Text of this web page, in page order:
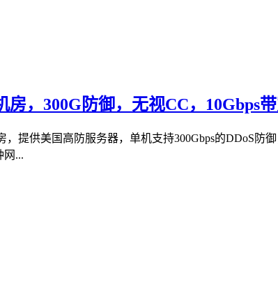
，300G防御，无视CC，10Gbps
，提供美国高防服务器，单机支持300Gbps的DDoS
网...